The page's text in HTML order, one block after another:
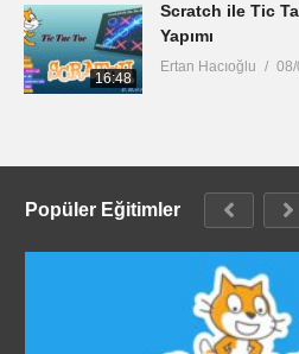
16:48
Scratch ile Tic
Yapımı
Ertan Hacıoğlu
Popüler Eğitimler